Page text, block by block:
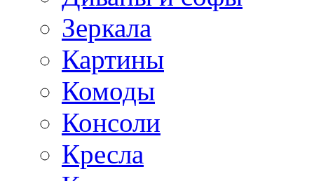
Зеркала
Картины
Комоды
Консоли
Кресла